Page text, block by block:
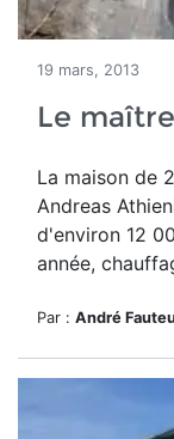
19 mars, 2013
Le
La maison de
Andreas
d'environ 12
année,
Par : André